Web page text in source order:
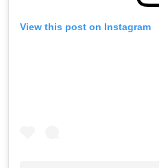
View this post on Instagram